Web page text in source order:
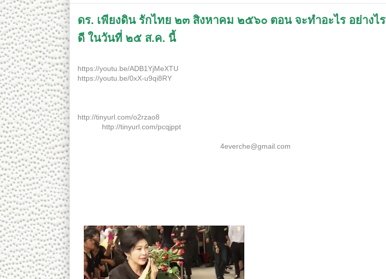
ดร. เพียงดิน รักไทย ๒๓ สิงหาคม ๒๕๖๐ ตอน จะทำอะไร อย่างไร
ดี ในวันที่ ๒๕ ส.ค. นี้
https://youtu.be/ADB1YjMeXTU
https://youtu.be/0xX-u9qi8RY
http://tinyurl.com/o2rzao8
http://tinyurl.com/pcqjppt
4everche@gmail.com